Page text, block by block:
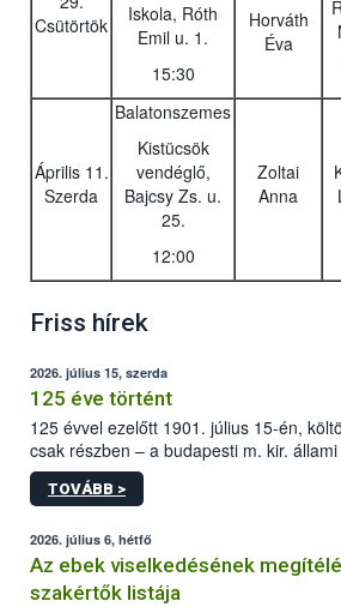
Csütörtök
Iskola, Róth
Emil u. 1.
15:30
Horváth
Éva
Április 11.
Szerda
Balatonszemes
Kistücsök
vendéglő,
Bajcsy Zs. u.
25.
12:00
Zoltai
Anna
Friss hírek
2026. július 15, szerda
125 éve történt
125 évvel ezelőtt 1901. július 15-én,
csak részben – a budapesti m. kir.
állomás a Kis Rókus utca 15. szám alatti,
tervezett új épületébe.
TOVÁBB >
2026. július 6, hétfő
Az ebek viselkedésének
szakértők listája